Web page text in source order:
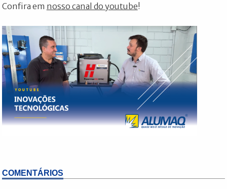
Confira em nosso canal do youtube!
COMENTÁRIOS